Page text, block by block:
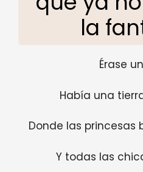
la
Érase
Había una
Donde las princesas
Y todas las